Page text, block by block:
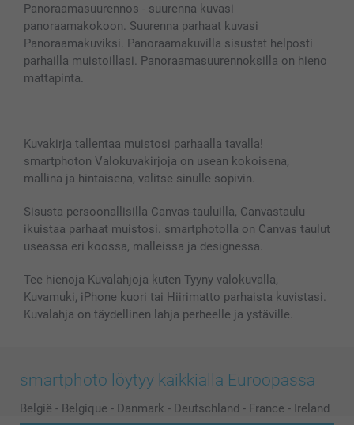
MyNameBook
Kuvakalenterit & Päivyrit
Valokuvakehykset & Lisätarvikkeet
Lahjakortti
Ehdot/takuut
Investor Relations
Hinnat & maksutavat
Tilausten tila
Panoraamasuurennos - suurenna kuvasi
panoraamakokoon. Suurenna parhaat kuvasi
Panoraamakuviksi. Panoraamakuvilla sisustat helposti
parhailla muistoillasi. Panoraamasuurennoksilla on hieno
mattapinta.
Kuvakirja tallentaa muistosi parhaalla tavalla!
smartphoton Valokuvakirjoja on usean kokoisena,
mallina ja hintaisena, valitse sinulle sopivin.
Sisusta persoonallisilla Canvas-tauluilla, Canvastaulu
ikuistaa parhaat muistosi. smartphotolla on Canvas taulut
useassa eri koossa, malleissa ja designessa.
Tee hienoja Kuvalahjoja kuten Tyyny valokuvalla,
Kuvamuki, iPhone kuori tai Hiirimatto parhaista kuvistasi.
Kuvalahja on täydellinen lahja perheelle ja ystäville.
smartphoto löytyy kaikkialla Euroopassa
België - Belgique - Danmark - Deutschland - France - Ireland